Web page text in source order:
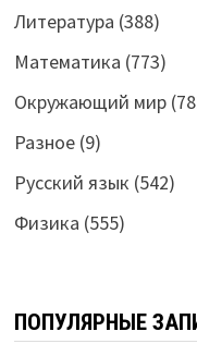
Литература (388)
Математика (773)
Окружающий мир
Разное(9)
Русский язык (542)
Физика (555)
ПОПУЛЯРНЫЕ